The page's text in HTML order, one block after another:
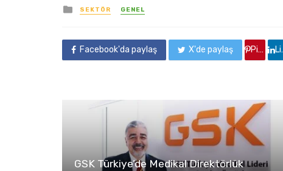
yayınlanan
SEKTÖR GENEL
Facebook'da paylaş X'de paylaş Pinterest'de paylaş Linkedin'de paylaş
GSK Türkiye’de Medikal Direktörlük